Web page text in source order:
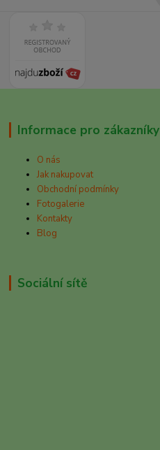
Informace pro zákazníky
O nás
Jak nakupovat
Obchodní podmínky
Fotogalerie
Kontakty
Blog
Sociální sítě